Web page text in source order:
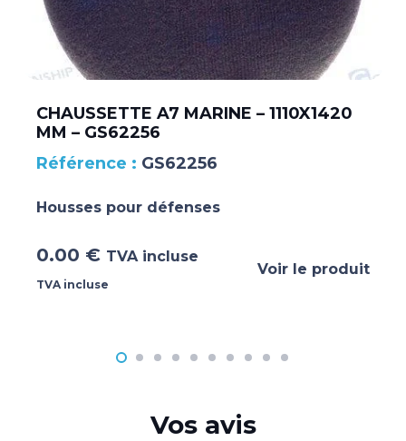
CHAUSSETTE A7 MARINE – 1110X1420
MM – GS62256
GS62256
Housses pour défenses
0.00 € TVA incluse
TVA incluse
Voir le produit
Vos avis